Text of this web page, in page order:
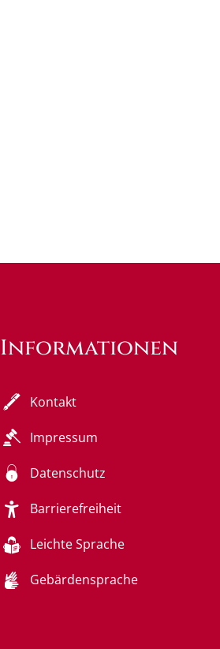
Informationen
Kontakt
Impressum
Datenschutz
Barrierefreiheit
Leichte Sprache
Gebärdensprache